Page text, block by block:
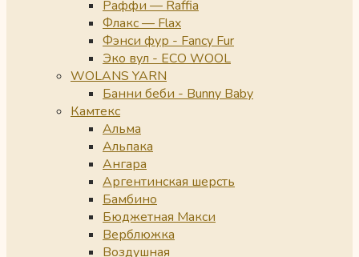
Раффи — Raffia
Флакс — Flax
Фэнси фур - Fancy Fur
Эко вул - ECO WOOL
WOLANS YARN
Банни беби - Bunny Baby
Камтекс
Альма
Альпака
Ангара
Аргентинская шерсть
Бамбино
Бюджетная Макси
Верблюжка
Воздушная